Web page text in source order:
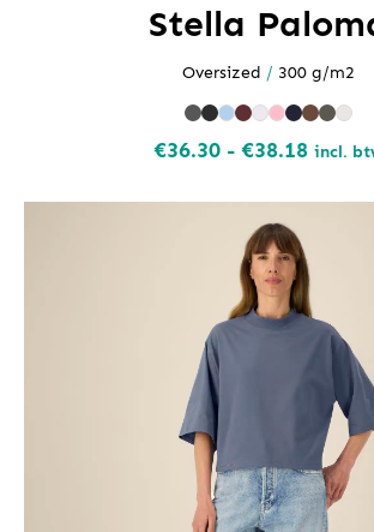
Stella
Oversized / 300 g/m2
€36.30 - €38.18 incl.